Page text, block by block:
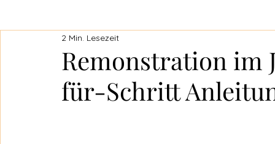
Remonstration im
für-Schritt
2 Min. Lesezeit